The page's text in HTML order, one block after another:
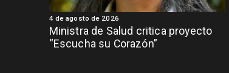
Ministra de Salud critica proyecto
“Escucha su Corazón”
4 de agosto de 2026